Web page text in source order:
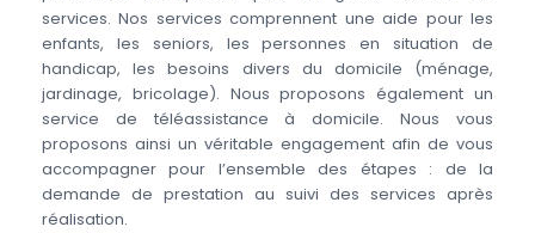
services. Nos services comprennent une aide pour les
enfants, les seniors, les personnes en situation de
handicap, les besoins divers du domicile (ménage,
jardinage, bricolage). Nous proposons également un
service de téléassistance à domicile. Nous vous
proposons ainsi un véritable engagement afin de vous
accompagner pour l’ensemble des étapes : de la
demande de prestation au suivi des services après
réalisation.